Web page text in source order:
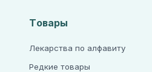
Товары
Лекарства по алфавиту
Редкие товары